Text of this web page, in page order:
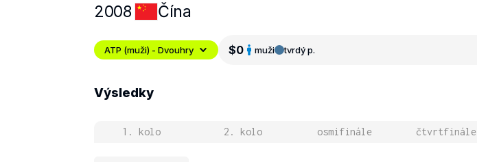
2008 Čína
ATP (muži) - Dvouhry $0 muži tvrdý p.
Výsledky
1. kolo 2. kolo osmifinále čtvrtfinále